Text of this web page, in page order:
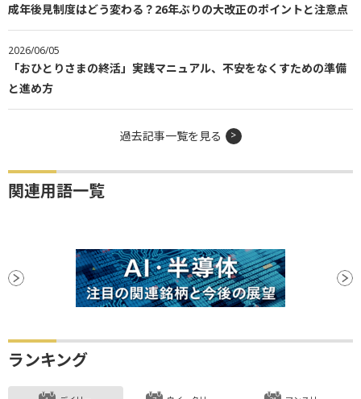
成年後見制度はどう変わる？26年ぶりの大改正のポイントと注意点
2026/06/05
「おひとりさまの終活」実践マニュアル、不安をなくすための準備
と進め方
過去記事一覧を見る
関連用語一覧
ランキング